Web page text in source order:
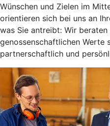
Wünschen und Zielen im
orientieren sich bei uns an
was Sie antreibt: Wir
genossenschaftlichen Werte
partnerschaftlich und